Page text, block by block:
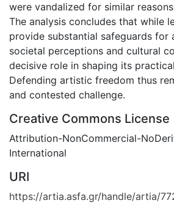
were vandalized for similar
The analysis concludes that while
provide substantial safeguards for
societal perceptions and cultural
decisive role in shaping its
Defending artistic freedom thus
and contested challenge.
Creative Commons License
Attribution-NonCommercial-
International
URI
https://artia.asfa.gr/handle/artia/